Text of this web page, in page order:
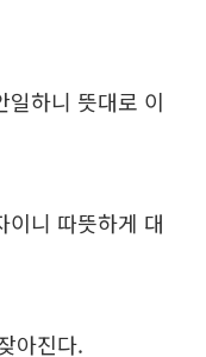
하니 뜻대로 이
니 따뜻하게 대
아진다.